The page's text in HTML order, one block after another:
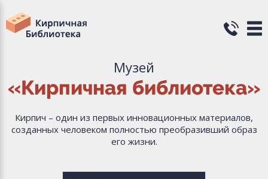
Музей
«Кирпичная библиотека»
Кирпич – один из первых инновационных материалов,
созданных человеком полностью преобразивший образ
его жизни.